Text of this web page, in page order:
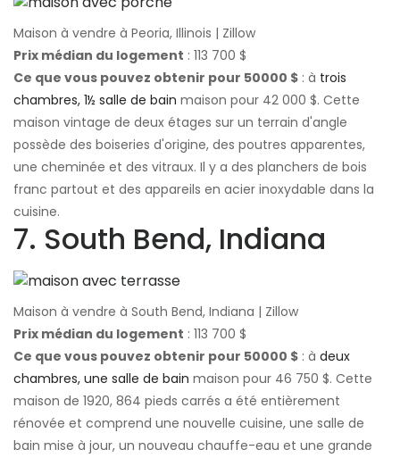
Maison à vendre à Peoria, Illinois | Zillow
Prix ​​médian du logement : 113 700 $
Ce que vous pouvez obtenir pour 50000 $ : à trois
chambres, 1½ salle de bain maison pour 42 000 $. Cette
maison vintage de deux étages sur un terrain d'angle
possède des boiseries d'origine, des poutres apparentes,
une cheminée et des vitraux. Il y a des planchers de bois
franc partout et des appareils en acier inoxydable dans la
cuisine.
7. South Bend, Indiana
Maison à vendre à South Bend, Indiana | Zillow
Prix ​​médian du logement : 113 700 $
Ce que vous pouvez obtenir pour 50000 $ : à deux
chambres, une salle de bain maison pour 46 750 $. Cette
maison de 1920, 864 pieds carrés a été entièrement
rénovée et comprend une nouvelle cuisine, une salle de
bain mise à jour, un nouveau chauffe-eau et une grande